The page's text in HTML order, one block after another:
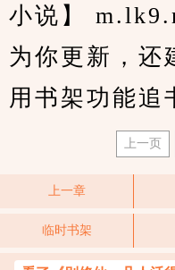
小说】
为你更新，还
用书架功能追
上一页
上一章
临时书架